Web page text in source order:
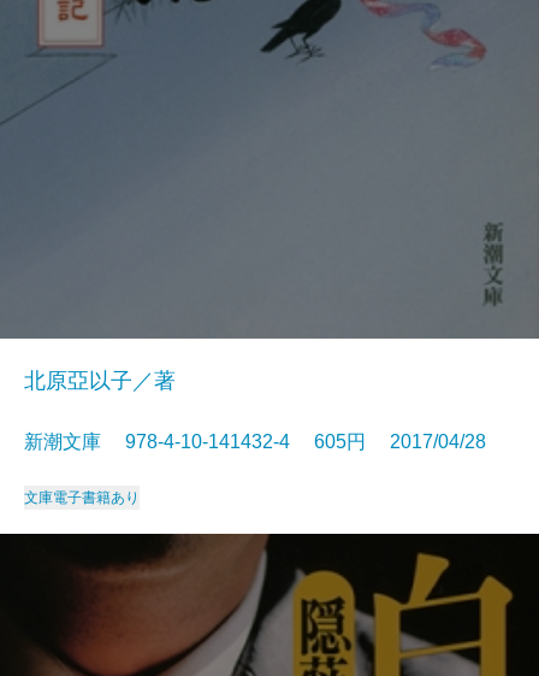
北原亞以子／著
新潮文庫 978-4-10-141432-4 605円 2017/04/28
文庫電子書籍あり